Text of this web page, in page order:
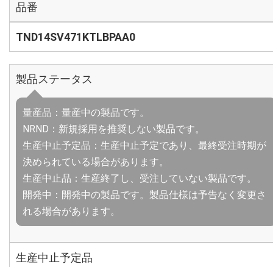
品番
TND14SV471KTLBPAA0
製品ステータス
量産品：量産中の製品です。
NRND：新規採用を推奨しない製品です。
生産中止予定品：生産中止予定であり、最終受注時期が
決められている場合があります。
生産中止品：生産終了し、受注していない製品です。
開発中：開発中の製品です。製品仕様は予告なく変更さ
れる場合があります。
生産中止予定品